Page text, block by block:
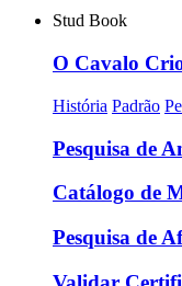
Stud Book
O Cavalo
História Padrão
Pesquisa de
Catálogo de
Pesquisa de